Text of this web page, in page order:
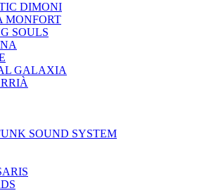
DIMONI
MONFORT
SOULS
GALAXIA
SOUND SYSTEM